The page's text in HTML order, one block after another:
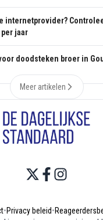
internetprovider?
per jaar
doodsteken broer in
Meer artikelen
•Privacy beleid•